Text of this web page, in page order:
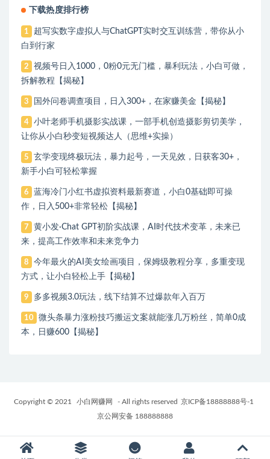
下载热度排行榜
1
超写实数字虚拟人与ChatGPT实时交互训练营，带你从小
白到行家
2
视频号日入1000，0粉0元无门槛，暴利玩法，小白可做，
拆解教程【揭秘】
3 国外问卷调查项目，日入300+，在家赚美金【揭秘】
4
小叶老师手机摄影实战课，一部手机创造摄影剪切美学，
让你从小白秒变短视频达人（思维+实操）
5
玄学变现终极玩法，暴力起号，一天见效，日获客30+，
新手小白可轻松掌握
6
蓝海冷门小红书虚拟资料最新赛道，小白0基础即可操
作，日入500+非常轻松【揭秘】
7
黄小发·Chat GPT初阶实战课，​AI时代技术变革，未来已
来，提高工作效率和未来竞争力
8
今年最火的AI美女绘画项目，保姆级教程分享，多重变现
方式，让小白轻松上手【揭秘】
9 多多视频3.0玩法，线下结算不过爆款年入百万
10
微头条暴力涨粉技巧搬运文案就能涨几万粉丝，简单0成
本，日赚600【揭秘】
Copyright © 2021 小白网赚网 - All rights reserved 京ICP备18888888号-1
京公网安备 188888888